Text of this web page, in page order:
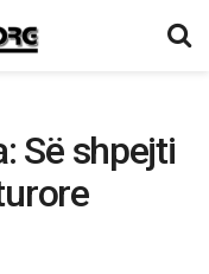
Së shpejti